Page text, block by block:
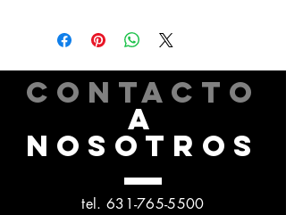
CONTACTO
A
NOSOTROS
tel. 631-765-5500